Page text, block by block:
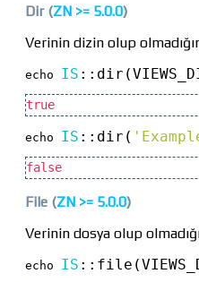
Dir(ZN >= 5.0.0)
Verinin dizin olup
echo IS ::
true
echo IS :: dir(
false
File (ZN >= 5.0.0)
Verinin dosya olup
echo IS ::